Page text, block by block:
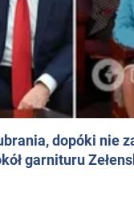
dopóki nie
garnituru